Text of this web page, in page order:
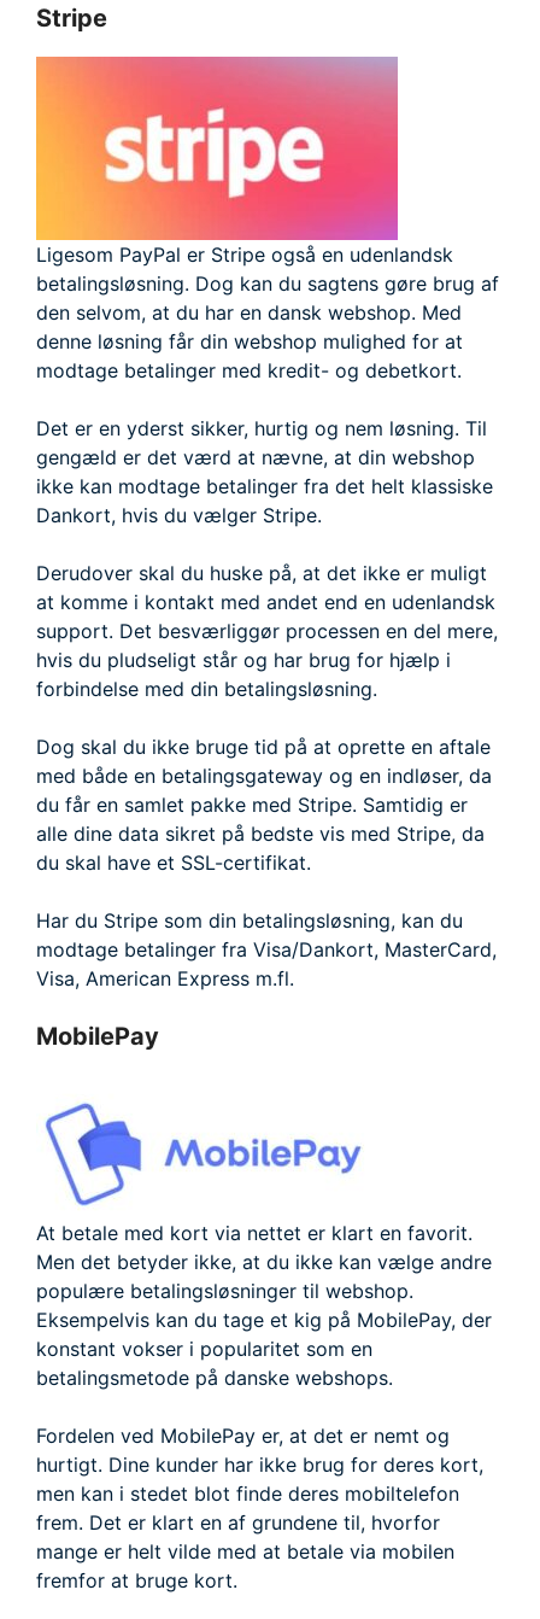
Stripe
Ligesom PayPal er Stripe også en udenlandsk
betalingsløsning. Dog kan du sagtens gøre brug af
den selvom, at du har en dansk webshop. Med
denne løsning får din webshop mulighed for at
modtage betalinger med kredit- og debetkort.
Det er en yderst sikker, hurtig og nem løsning. Til
gengæld er det værd at nævne, at din webshop
ikke kan modtage betalinger fra det helt klassiske
Dankort, hvis du vælger Stripe.
Derudover skal du huske på, at det ikke er muligt
at komme i kontakt med andet end en udenlandsk
support. Det besværliggør processen en del mere,
hvis du pludseligt står og har brug for hjælp i
forbindelse med din betalingsløsning.
Dog skal du ikke bruge tid på at oprette en aftale
med både en betalingsgateway og en indløser, da
du får en samlet pakke med Stripe. Samtidig er
alle dine data sikret på bedste vis med Stripe, da
du skal have et SSL-certifikat.
Har du Stripe som din betalingsløsning, kan du
modtage betalinger fra Visa/Dankort, MasterCard,
Visa, American Express m.fl.
MobilePay
At betale med kort via nettet er klart en favorit.
Men det betyder ikke, at du ikke kan vælge andre
populære betalingsløsninger til webshop.
Eksempelvis kan du tage et kig på MobilePay, der
konstant vokser i popularitet som en
betalingsmetode på danske webshops.
Fordelen ved MobilePay er, at det er nemt og
hurtigt. Dine kunder har ikke brug for deres kort,
men kan i stedet blot finde deres mobiltelefon
frem. Det er klart en af grundene til, hvorfor
mange er helt vilde med at betale via mobilen
fremfor at bruge kort.